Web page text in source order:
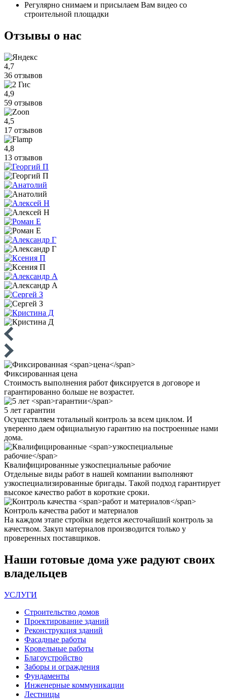
Регулярно снимаем и присылаем Вам видео со
строительной площадки
Отзывы о нас
4,7
36 отзывов
4,9
59 отзывов
4,5
17 отзывов
4,8
13 отзывов
Фиксированная цена
Стоимость выполнения работ фиксируется в договоре и
гарантированно больше не возрастет.
5 лет гарантии
Осуществляем тотальный контроль за всем циклом. И
уверенно даем официальную гарантию на построенные нами
дома.
Квалифицированные узкоспециальные рабочие
Отдельные виды работ в нашей компании выполняют
узкоспециализированные бригады. Такой подход гарантирует
высокое качество работ в короткие сроки.
Контроль качества работ и материалов
На каждом этапе стройки ведется жесточайший контроль за
качеством. Закуп материалов производится только у
проверенных поставщиков.
Наши готовые дома уже радуют своих
владельцев
УСЛУГИ
Строительство домов
Проектирование зданий
Реконструкция зданий
Фасадные работы
Кровельные работы
Благоустройство
Заборы и ограждения
Фундаменты
Инженерные коммуникации
Лестницы